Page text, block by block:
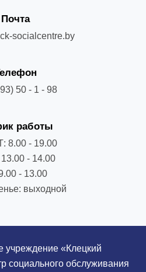
Почта
socialcentre.by
50 - 1 - 98
работы
8.00 - 19.00
- 14.00
- 13.00
выходной
учреждение «Клецкий
социального обслуживания